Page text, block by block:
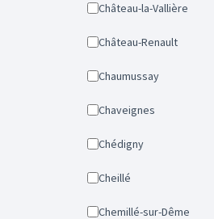
Château-la-Vallière
Château-Renault
Chaumussay
Chaveignes
Chédigny
Cheillé
Chemillé-sur-Dême